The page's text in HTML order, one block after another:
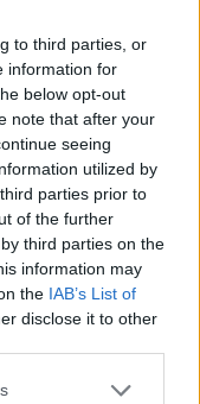
to third parties, or
information for
below opt-out
note that after your
seeing
utilized by
parties prior to
of the further
third parties on the
information may
the IAB’s List of
disclose it to other